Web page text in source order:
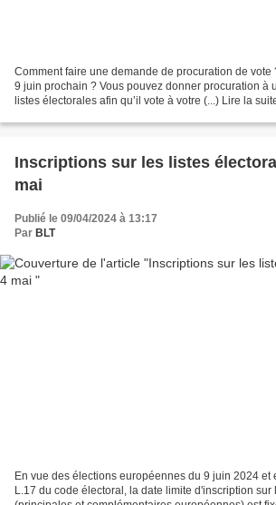
Comment faire une demande de procuration de vote
9 juin prochain ? Vous pouvez donner procuration à
listes électorales afin qu’il vote à votre (...) Lire la
Inscriptions sur les listes
mai
Publié le 09/04/2024 à 13:17
Par BLT
En vue des élections européennes du 9 juin 2024 et
L.17 du code électoral, la date limite d'inscription sur